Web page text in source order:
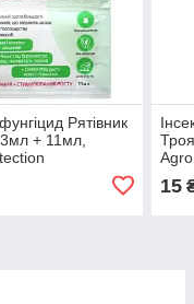
Рятівник
+ 11мл,
15